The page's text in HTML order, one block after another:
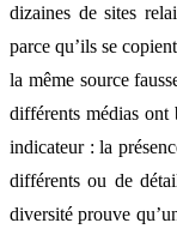
dizaines de sites
parce qu’ils se
la même source
différents médias
indicateur : la
différents ou de
diversité prouve